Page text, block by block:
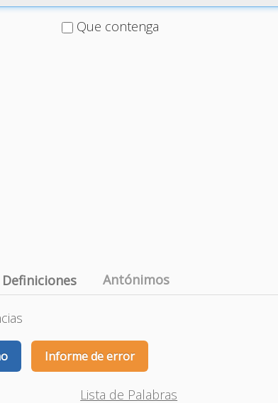
Que contenga
Definiciones Antónimos
Informe de error
Lista de Palabras